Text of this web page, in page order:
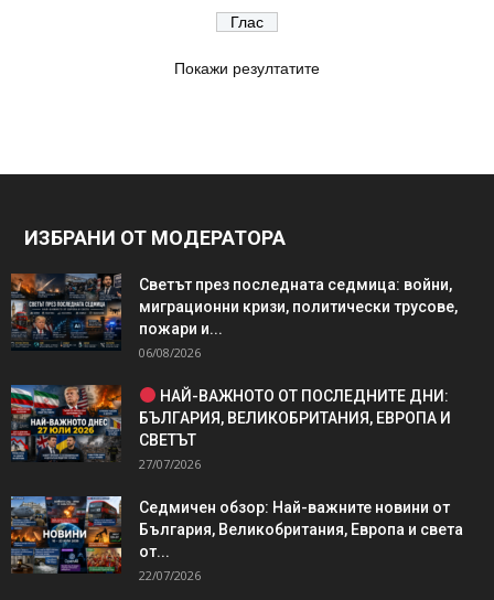
Покажи резултатите
ИЗБРАНИ ОТ МОДЕРАТОРА
Светът през последната седмица: войни,
миграционни кризи, политически трусове,
пожари и...
06/08/2026
НАЙ-ВАЖНОТО ОТ ПОСЛЕДНИТЕ ДНИ:
БЪЛГАРИЯ, ВЕЛИКОБРИТАНИЯ, ЕВРОПА И
СВЕТЪТ
27/07/2026
Седмичен обзор: Най-важните новини от
България, Великобритания, Европа и света
от...
22/07/2026